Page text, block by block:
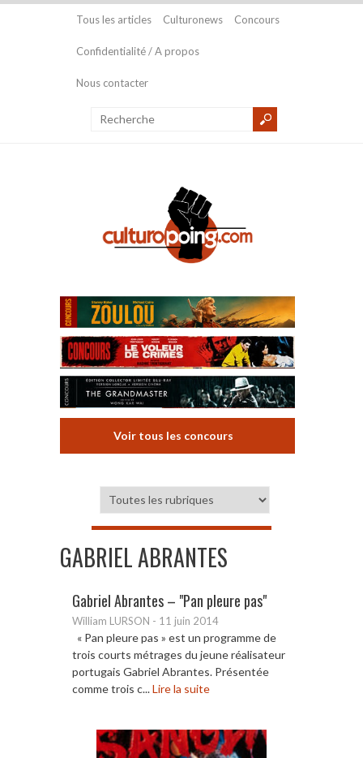
Tous les articles Culturonews Concours
Confidentialité / A propos
Nous contacter
Voir tous les concours
GABRIEL ABRANTES
Gabriel Abrantes – "Pan pleure pas"
William LURSON - 11 juin 2014
« Pan pleure pas » est un programme de
trois courts métrages du jeune réalisateur
portugais Gabriel Abrantes. Présentée
comme trois c...Lire la suite